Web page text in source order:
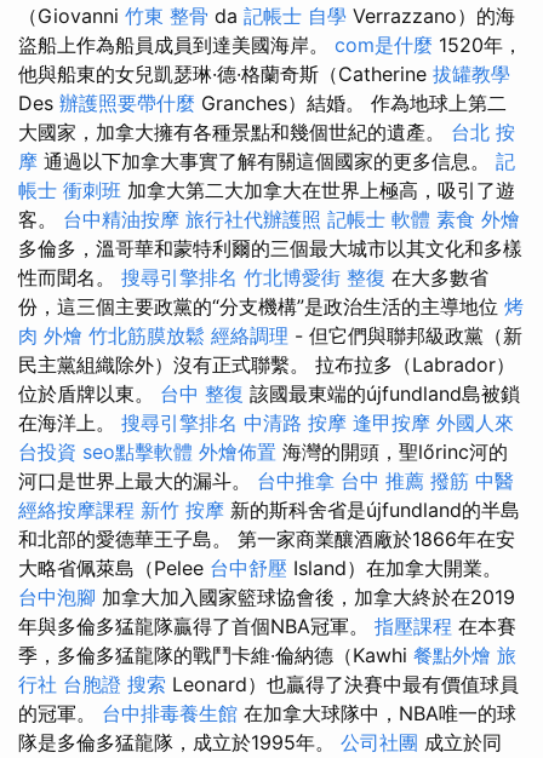
（Giovanni 竹東 整骨 da 記帳士 自學 Verrazzano）的海
盜船上作為船員成員到達美國海岸。 com是什麼 1520年，
他與船東的女兒凱瑟琳·德·格蘭奇斯（Catherine 拔罐教學
Des 辦護照要帶什麼 Granches）結婚。 作為地球上第二
大國家，加拿大擁有各種景點和幾個世紀的遺產。 台北 按
摩 通過以下加拿大事實了解有關這個國家的更多信息。 記
帳士 衝刺班 加拿大第二大加拿大在世界上極高，吸引了遊
客。 台中精油按摩 旅行社代辦護照 記帳士 軟體 素食 外燴
多倫多，溫哥華和蒙特利爾的三個最大城市以其文化和多樣
性而聞名。 搜尋引擎排名 竹北博愛街 整復 在大多數省
份，這三個主要政黨的“分支機構”是政治生活的主導地位 烤
肉 外燴 竹北筋膜放鬆 經絡調理 - 但它們與聯邦級政黨（新
民主黨組織除外）沒有正式聯繫。 拉布拉多（Labrador）
位於盾牌以東。 台中 整復 該國最東端的újfundland島被鎖
在海洋上。 搜尋引擎排名 中清路 按摩 逢甲按摩 外國人來
台投資 seo點擊軟體 外燴佈置 海灣的開頭，聖lőrinc河的
河口是世界上最大的漏斗。 台中推拿 台中 推薦 撥筋 中醫
經絡按摩課程 新竹 按摩 新的斯科舍省是újfundland的半島
和北部的愛德華王子島。 第一家商業釀酒廠於1866年在安
大略省佩萊島（Pelee 台中舒壓 Island）在加拿大開業。
台中泡腳 加拿大加入國家籃球協會後，加拿大終於在2019
年與多倫多猛龍隊贏得了首個NBA冠軍。 指壓課程 在本賽
季，多倫多猛龍隊的戰鬥卡維·倫納德（Kawhi 餐點外燴 旅
行社 台胞證 搜索 Leonard）也贏得了決賽中最有價值球員
的冠軍。 台中排毒養生館 在加拿大球隊中，NBA唯一的球
隊是多倫多猛龍隊，成立於1995年。 公司社團 成立於同